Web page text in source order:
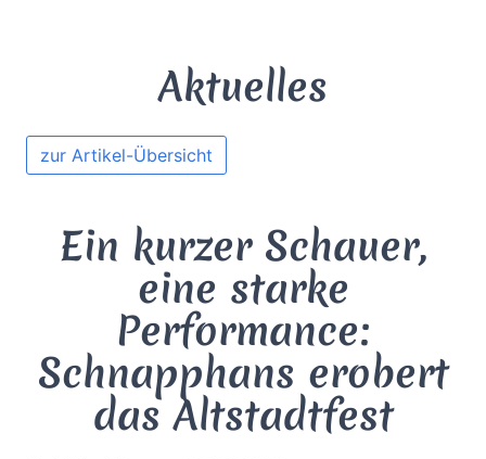
Aktuelles
zur Artikel-Übersicht
Ein kurzer Schauer,
eine starke
Performance:
Schnapphans erobert
das Altstadtfest